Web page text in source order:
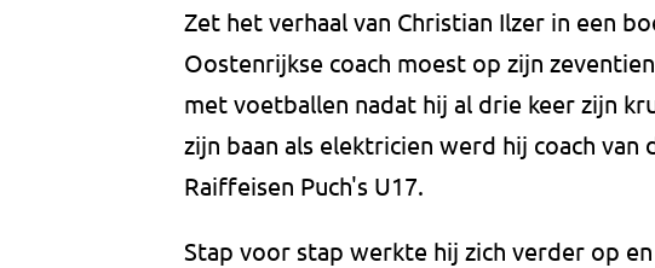
Zet het verhaal van Christian Ilzer in een
Oostenrijkse coach moest op zijn
met voetballen nadat hij al drie keer zijn
zijn baan als elektricien werd hij coach van
Raiffeisen Puch's U17.
Stap voor stap werkte hij zich verder op